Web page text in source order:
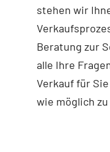
stehen wir
Beratung zur
alle Ihre
Verkauf für
wie möglich